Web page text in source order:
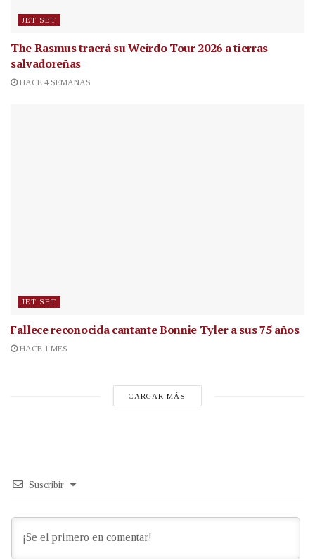
JET SET
The Rasmus traerá su Weirdo Tour 2026 a tierras
salvadoreñas
HACE 4 SEMANAS
JET SET
Fallece reconocida cantanteBonnie Tyler a sus 75 años
HACE 1 MES
CARGAR MÁS
Suscribir